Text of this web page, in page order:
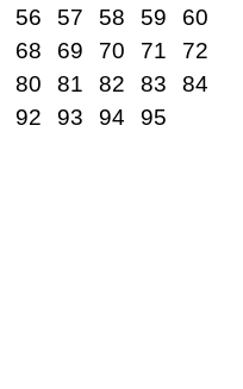
56 57 58 59
60
68 69 70 71
72
80 81 82 83
84
92 93 94 95